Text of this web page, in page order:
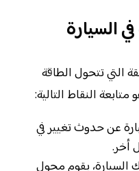
السيارة
التي تتحول الطاقة
النقاط التالية:
عن حدوث تغيير في
أخر.
السيارة، يقوم محول